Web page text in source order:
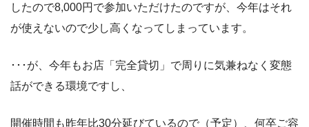
したので8,000円で参加いただけたのですが、今年はそれ
が使えないので少し高くなってしまっています。
･･･が、今年もお店「完全貸切」で周りに気兼ねなく変態
話ができる環境ですし、
開催時間も昨年比30分延びているので（予定）、何卒ご容